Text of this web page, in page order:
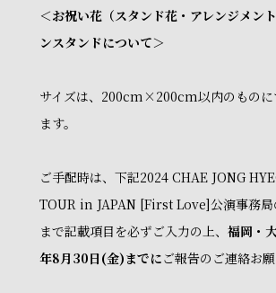
＜お祝い花（スタンド花・アレンジメン
ンスタンドについて＞
サイズは、200cm×200cm以内のものに
ます。
ご手配時は、下記2024 CHAE JONG
TOUR in JAPAN [First Love]公演事務局
まで記載項目を必ずご入力の上、 福岡・
年8月30日(金)までにご報告のご連絡お願